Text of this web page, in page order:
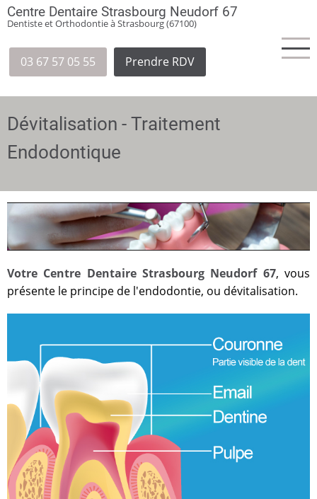
Aller
au
contenu
principal
Centre Dentaire Strasbourg Neudorf 67
Dentiste et Orthodontie à Strasbourg (67100)
03 67 57 05 55 Prendre RDV
Dévitalisation - Traitement
Endodontique
Votre Centre Dentaire Strasbourg Neudorf 67, vous
présente le principe de l'endodontie, ou dévitalisation.